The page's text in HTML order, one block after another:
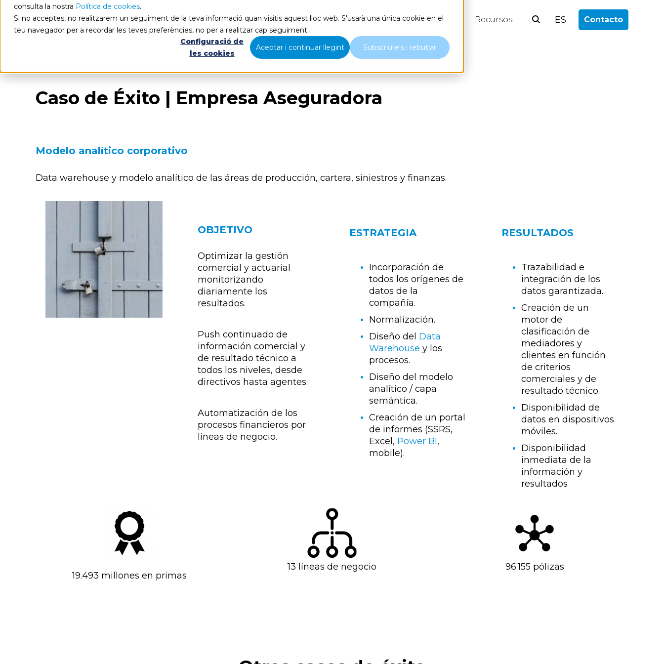
consulta la nostra Política de cookies.
Si no acceptes, no realitzarem un seguiment de la teva informació quan visitis aquest lloc web. S'usarà una única cookie en el
teu navegador per a recordar les teves preferències, no per a realitzar cap seguiment.
Configuració de
les cookies
Aceptar i continuar llegint Subscriure's i rebutjar
Qué hacemos Nosotros Blog Recursos ES Contacto
Caso de Éxito | Empresa Aseguradora
Modelo analítico corporativo
Data warehouse y modelo analítico de las áreas de producción, cartera, siniestros y finanzas.
OBJETIVO
Optimizar la gestión
comercial y actuarial
monitorizando
diariamente los
resultados.
Push continuado de
información comercial y
de resultado técnico a
todos los niveles, desde
directivos hasta agentes.
Automatización de los
procesos financieros por
líneas de negocio.
ESTRATEGIA
Incorporación de
todos los orígenes de
datos de la
compañía.
Normalización.
Diseño del Data
Warehouse y los
procesos.
Diseño del modelo
analítico / capa
semántica.
Creación de un portal
de informes (SSRS,
Excel, Power BI,
mobile).
RESULTADOS
Trazabilidad e
integración de los
datos garantizada.
Creación de un
motor de
clasificación de
mediadores y
clientes en función
de criterios
comerciales y de
resultado técnico.
Disponibilidad de
datos en dispositivos
móviles.
Disponibilidad
inmediata de la
información y
resultados
19.493 millones en primas
13 líneas de negocio 96.155 pólizas